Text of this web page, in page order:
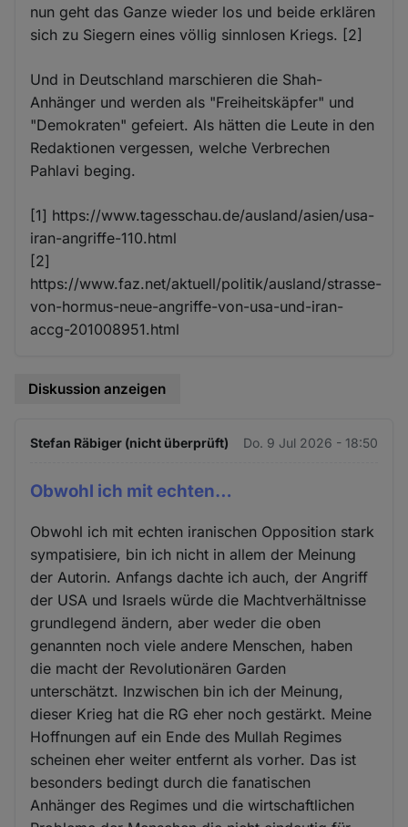
nun geht das Ganze wieder los und beide erklären
sich zu Siegern eines völlig sinnlosen Kriegs. [2]
Und in Deutschland marschieren die Shah-
Anhänger und werden als "Freiheitskäpfer" und
"Demokraten" gefeiert. Als hätten die Leute in den
Redaktionen vergessen, welche Verbrechen
Pahlavi beging.
[1] https://www.tagesschau.de/ausland/asien/usa-
iran-angriffe-110.html
[2]
https://www.faz.net/aktuell/politik/ausland/strasse-
von-hormus-neue-angriffe-von-usa-und-iran-
accg-201008951.html
Diskussion anzeigen
Stefan Räbiger (nicht überprüft) Do. 9 Jul 2026 - 18:50
Obwohl ich mit echten…
Obwohl ich mit echten iranischen Opposition stark
sympatisiere, bin ich nicht in allem der Meinung
der Autorin. Anfangs dachte ich auch, der Angriff
der USA und Israels würde die Machtverhältnisse
grundlegend ändern, aber weder die oben
genannten noch viele andere Menschen, haben
die macht der Revolutionären Garden
unterschätzt. Inzwischen bin ich der Meinung,
dieser Krieg hat die RG eher noch gestärkt. Meine
Hoffnungen auf ein Ende des Mullah Regimes
scheinen eher weiter entfernt als vorher. Das ist
besonders bedingt durch die fanatischen
Anhänger des Regimes und die wirtschaftlichen